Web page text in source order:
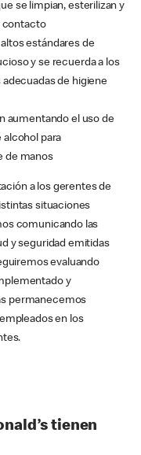
se limpian, esterilizan y
contacto
estándares de
y se recuerda a los
de higiene
aumentando el uso de
alcohol para
de manos
a los gerentes de
situaciones
comunicando las
y seguridad emitidas
evaluando
y
permanecemos
en los
tienen